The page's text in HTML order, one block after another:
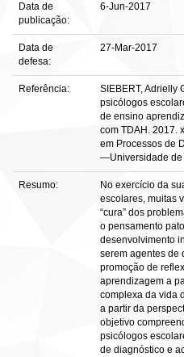
Data de
publicação:
6-Jun-2017
Data de
defesa:
27-Mar-2017
Referência:
SIEBERT, Adrielly
psicólogos
de ensino
com TDAH. 2017.
em Processos de
—Universidade de
Resumo:
No exercício da
escolares, muitas
“cura” dos
o pensamento
desenvolvimento
serem agentes de
promoção de
aprendizagem a
complexa da vida
a partir da
objetivo
psicólogos
de diagnóstico e